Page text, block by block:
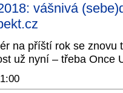
vášnivá
na příští rok se
už nyní – třeba Once